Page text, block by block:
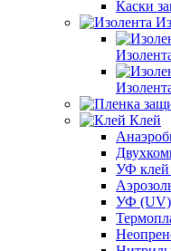
Каски
Клей
УФ клей
УФ (UV)